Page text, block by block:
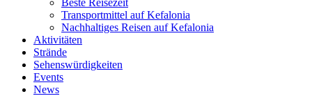
Beste Reisezeit
Transportmittel auf Kefalonia
Nachhaltiges Reisen auf Kefalonia
Aktivitäten
Strände
Sehenswürdigkeiten
Events
News